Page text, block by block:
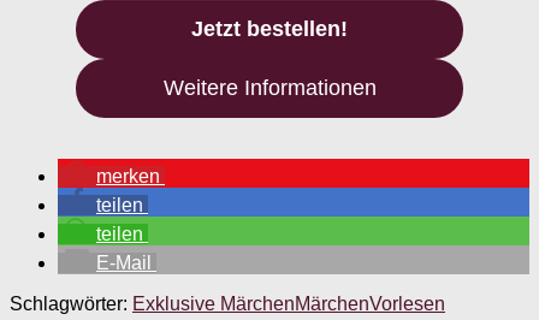
Jetzt bestellen!
Weitere Informationen
merken
teilen
teilen
E-Mail
Schlagwörter: Exklusive MärchenMärchenVorlesen